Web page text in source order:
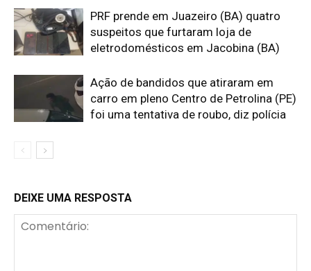
PRF prende em Juazeiro (BA) quatro
suspeitos que furtaram loja de
eletrodomésticos em Jacobina (BA)
Ação de bandidos que atiraram em
carro em pleno Centro de Petrolina (PE)
foi uma tentativa de roubo, diz polícia
DEIXE UMA RESPOSTA